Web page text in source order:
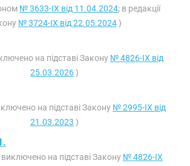
№ 3633-IX від 11.04.2024; в редакції
№ 3724-IX від 22.05.2024)
на підставі Закону № 4826-IX від
25.03.2026)
на підставі Закону № 2995-IX від
21.03.2023 )
на підставі Закону № 4826-IX